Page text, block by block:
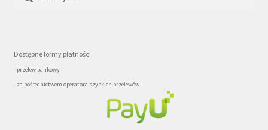
Dostępne formy płatności:
- przelew bankowy
- za pośrednictwem operatora szybkich przelewów